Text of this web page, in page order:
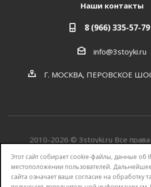
Наши контакты
8 (966) 335-57-79
info@3stoyki.ru
Г. МОСКВА, ПЕРОВСКОЕ
2010-2026 © 3stoyki.ru Все
Разработка сайта от Агентства
Этот сайт собирает cookie-файлы, данные об
местоположении пользователей.
сайта означает ваше согласие на обработку